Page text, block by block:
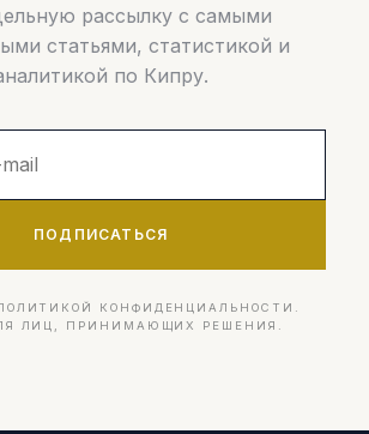
рассылку с самыми
статьями, статистикой и
по Кипру.
ПОДПИСАТЬСЯ
КОНФИДЕНЦИАЛЬНОСТИ.
ЛИЦ, ПРИНИМАЮЩИХ РЕШЕНИЯ.